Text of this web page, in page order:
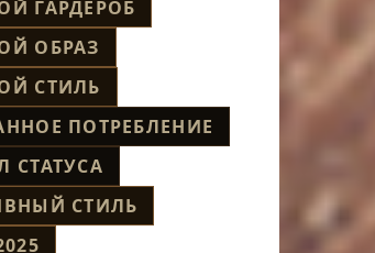
ГАРДЕРОБ
ОБРАЗ
СТИЛЬ
ПОТРЕБЛЕНИЕ
СТАТУСА
СТИЛЬ